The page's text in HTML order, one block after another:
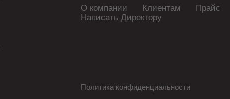
О компании Клиентам Прайс
Написать Директору
Политика конфиденциальности